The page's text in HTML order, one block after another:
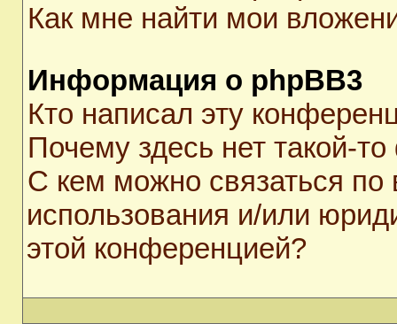
Как мне найти мои
Информация о phpBB3
Кто написал эту
Почему здесь нет такой-
С кем можно связаться по
использования и/или
этой конференцией?